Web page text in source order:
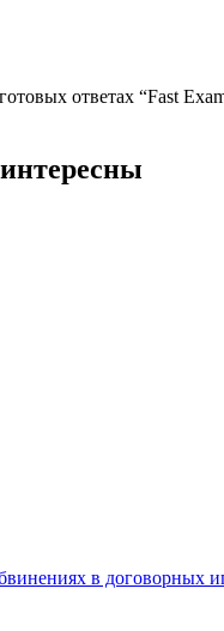
ответах “Fast
в договорных